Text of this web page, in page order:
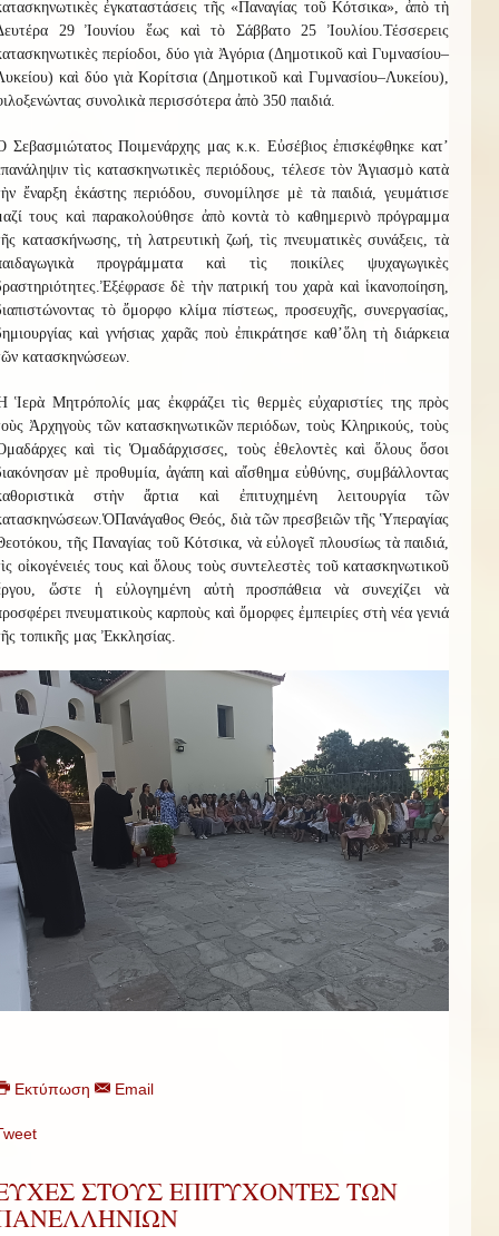
ἐγκαταστάσεις τῆς «Παναγίας τοῦ Κότσικα», ἀπὸ τὴ
29 Ἰουνίου ἕως καὶ τὸ Σάββατο 25 Ἰουλίου.Τέσσερεις
περίοδοι, δύο γιὰ Ἀγόρια (Δημοτικοῦ καὶ Γυμνασίου–
καὶ δύο γιὰ Κορίτσια (Δημοτικοῦ καὶ Γυμνασίου–Λυκείου),
συνολικὰ περισσότερα ἀπὸ 350 παιδιά.
Σεβασμιώτατος Ποιμενάρχης μας κ.κ. Εὐσέβιος ἐπισκέφθηκε κατ’
τὶς κατασκηνωτικὲς περιόδους, τέλεσε τὸν Ἁγιασμὸ κατὰ
ἔναρξη ἑκάστης περιόδου, συνομίλησε μὲ τὰ παιδιά, γευμάτισε
τους καὶ παρακολούθησε ἀπὸ κοντὰ τὸ καθημερινὸ πρόγραμμα
κατασκήνωσης, τὴ λατρευτικὴ ζωή, τὶς πνευματικὲς συνάξεις, τὰ
προγράμματα καὶ τὶς ποικίλες ψυχαγωγικὲς
Ἐξέφρασε δὲ τὴν πατρική του χαρὰ καὶ ἱκανοποίηση,
τὸ ὄμορφο κλίμα πίστεως, προσευχῆς, συνεργασίας,
καὶ γνήσιας χαρᾶς ποὺ ἐπικράτησε καθ’ὅλη τὴ διάρκεια
κατασκηνώσεων.
Ἱερὰ Μητρόπολίς μας ἐκφράζει τὶς θερμὲς εὐχαριστίες της πρὸς
Ἀρχηγοὺς τῶν κατασκηνωτικῶν περιόδων, τοὺς Κληρικούς, τοὺς
καὶ τὶς Ὁμαδάρχισσες, τοὺς ἐθελοντὲς καὶ ὅλους ὅσοι
μὲ προθυμία, ἀγάπη καὶ αἴσθημα εὐθύνης, συμβάλλοντας
στὴν ἄρτια καὶ ἐπιτυχημένη λειτουργία τῶν
ὉΠανάγαθος Θεός, διὰ τῶν πρεσβειῶν τῆς Ὑπεραγίας
τῆς Παναγίας τοῦ Κότσικα, νὰ εὐλογεῖ πλουσίως τὰ παιδιά,
οἰκογένειές τους καὶ ὅλους τοὺς συντελεστὲς τοῦ κατασκηνωτικοῦ
ὥστε ἡ εὐλογημένη αὐτὴ προσπάθεια νὰ συνεχίζει νὰ
πνευματικοὺς καρποὺς καὶ ὄμορφες ἐμπειρίες στὴ νέα γενιά
τοπικῆς μας Ἐκκλησίας.
Εκτύπωση Email
ΣΤΟΥΣ ΕΠΙΤΥΧΟΝΤΕΣ ΤΩΝ